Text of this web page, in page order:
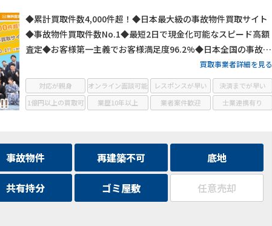
◆累計買取件数4,000件超！◆日本最大級の事故物件買取サイト
◆事故物件買取件数No.1◆最短2日で現金化可能なスピード高額
査定◆お客様第一主義でお客様満足度96.2%◆日本全国の事故物
買取事業者詳細を見る
事故物件 再建築不可 底地
共有持分 ゴミ屋敷 任意売却
対応が親身 オンライン面談可能 レスポンスが早い
決済までが早い
1億円以上の買取可
業歴10年以上 業者案件歓迎 士業連携有り